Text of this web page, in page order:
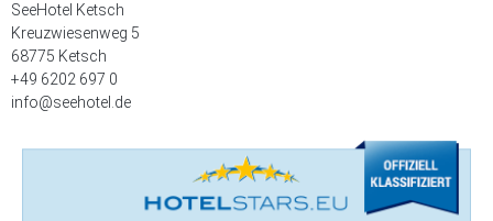
SeeHotel Ketsch
Kreuzwiesenweg 5
68775 Ketsch
+49 6202 697 0
info@seehotel.de